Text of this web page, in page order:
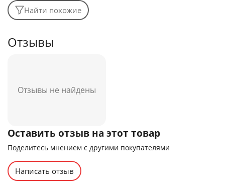
Найти похожие
Отзывы
Отзывы не найдены
Оставить отзыв на этот товар
Поделитесь мнением с другими покупателями
Написать отзыв